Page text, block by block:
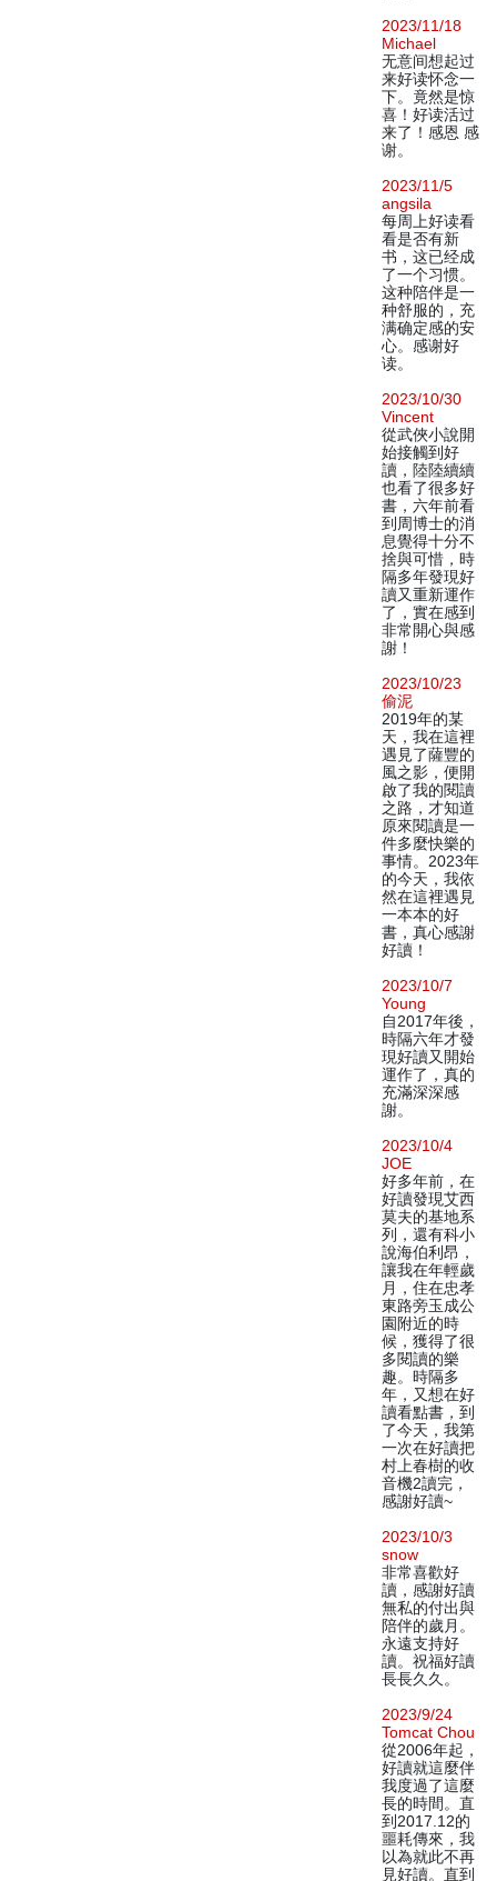
2023/11/18
Michael
无意间想起过
来好读怀念一
下。竟然是惊
喜！好读活过
来了！感恩 感
谢。
2023/11/5
angsila
每周上好读看
看是否有新
书，这已经成
了一个习惯。
这种陪伴是一
种舒服的，充
满确定感的安
心。感谢好
读。
2023/10/30
Vincent
從武俠小說開
始接觸到好
讀，陸陸續續
也看了很多好
書，六年前看
到周博士的消
息覺得十分不
捨與可惜，時
隔多年發現好
讀又重新運作
了，實在感到
非常開心與感
謝！
2023/10/23
偷泥
2019年的某
天，我在這裡
遇見了薩豐的
風之影，便開
啟了我的閱讀
之路，才知道
原來閱讀是一
件多麼快樂的
事情。2023年
的今天，我依
然在這裡遇見
一本本的好
書，真心感謝
好讀！
2023/10/7
Young
自2017年後，
時隔六年才發
現好讀又開始
運作了，真的
充滿深深感
謝。
2023/10/4
JOE
好多年前，在
好讀發現艾西
莫夫的基地系
列，還有科小
說海伯利昂，
讓我在年輕歲
月，住在忠孝
東路旁玉成公
園附近的時
候，獲得了很
多閱讀的樂
趣。時隔多
年，又想在好
讀看點書，到
了今天，我第
一次在好讀把
村上春樹的收
音機2讀完，
感謝好讀~
2023/10/3
snow
非常喜歡好
讀，感謝好讀
無私的付出與
陪伴的歲月。
永遠支持好
讀。祝福好讀
長長久久。
2023/9/24
Tomcat Chou
從2006年起，
好讀就這麼伴
我度過了這麼
長的時間。直
到2017.12的
噩耗傳來，我
以為就此不再
見好讀。直到